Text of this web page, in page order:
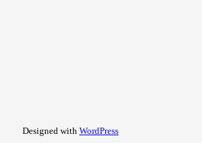
Designed with WordPress